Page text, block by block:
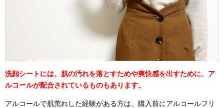
洗顔シートには、肌の汚れを落とすためや爽快感を出すために、ア
ルコールが配合されているものもあります。
アルコールで肌荒れした経験がある方は、購入前にアルコールフリ